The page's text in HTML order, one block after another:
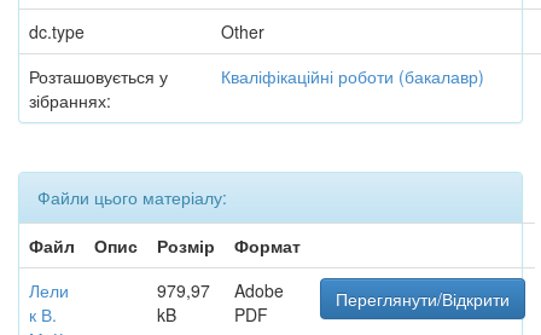
dc.type
Other
Розташовується у
зібраннях:
Кваліфікаційні роботи (бакалавр)
Файли цього матеріалу:
Файл
Опис Розмір
Формат
Лели
к В.
979,97
kB
Adobe
PDF
Переглянути/Відкрити